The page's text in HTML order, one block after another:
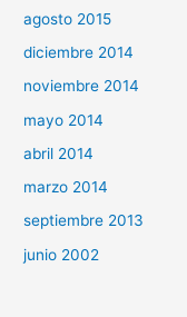
agosto 2015
diciembre 2014
noviembre 2014
mayo 2014
abril 2014
marzo 2014
septiembre 2013
junio 2002